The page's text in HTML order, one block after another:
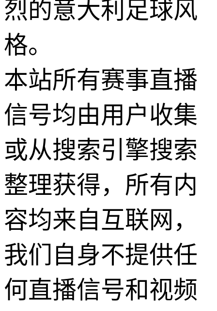
烈的意大利足球风
格。
本站所有赛事直播
信号均由用户收集
或从搜索引擎搜索
整理获得，所有内
容均来自互联网，
我们自身不提供任
何直播信号和视频